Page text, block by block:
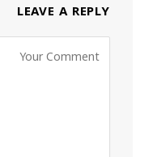
LEAVE A REPLY